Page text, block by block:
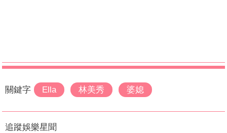
關鍵字 Ella 林美秀 婆媳
追蹤娛樂星聞